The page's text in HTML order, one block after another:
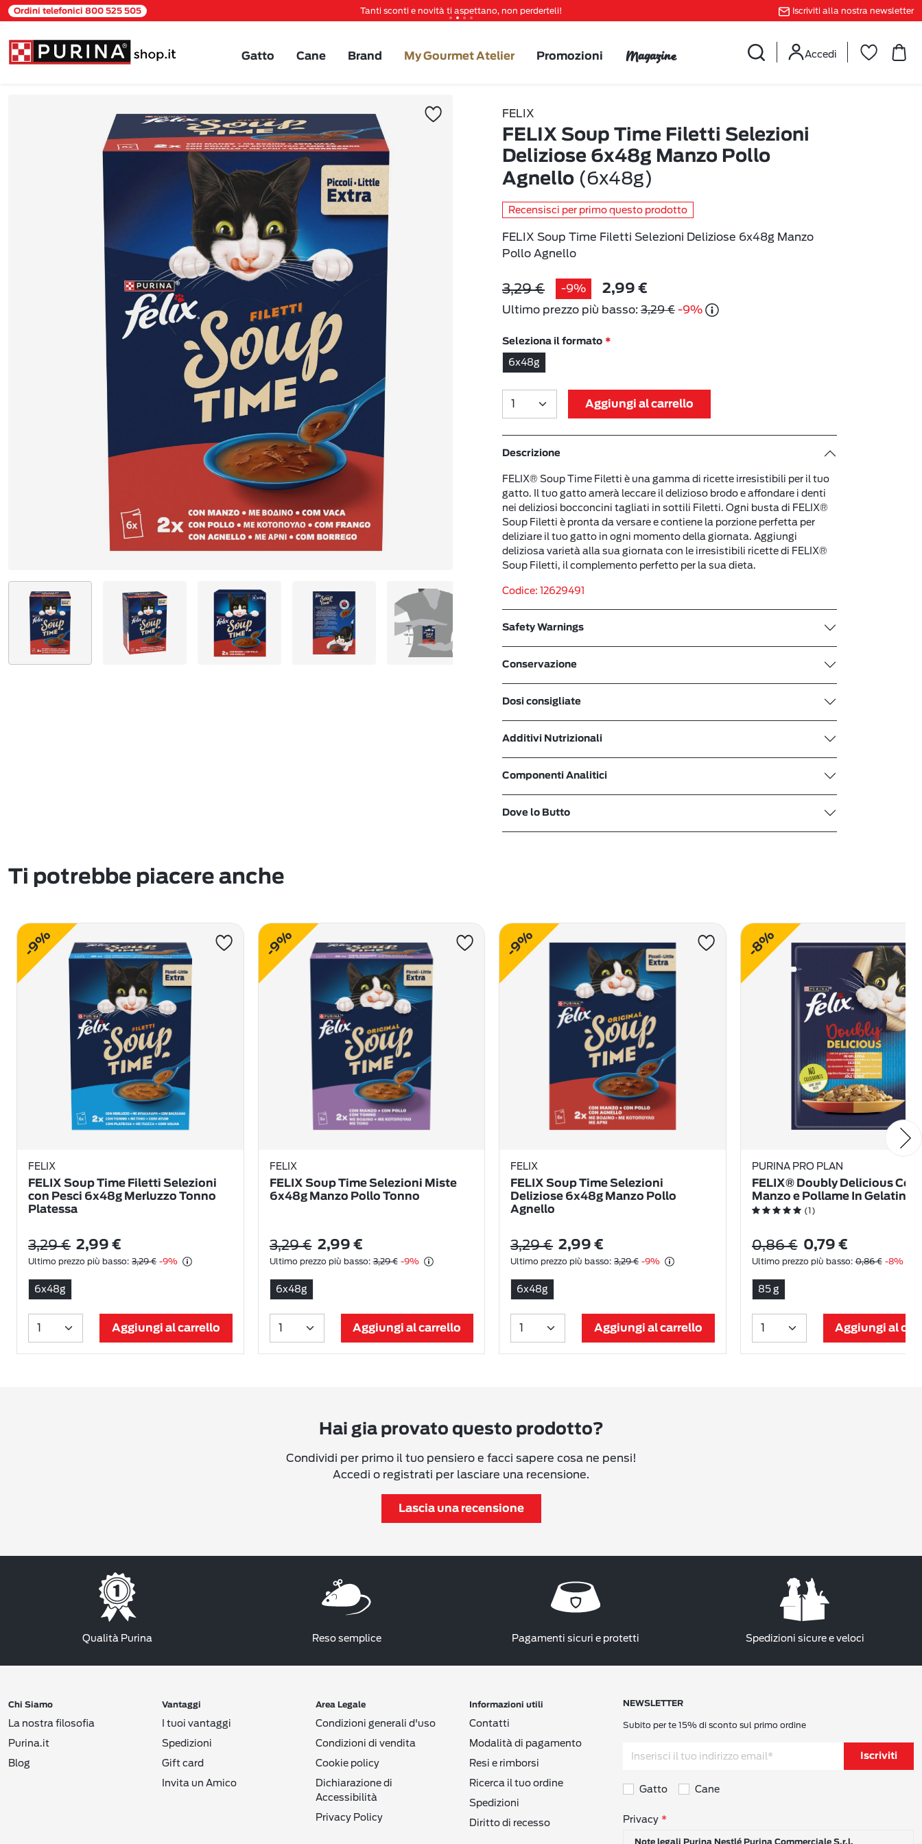
Ordini telefonici 800 525 505
Tanti sconti e novità ti aspettano, non perderteli!
Invita un amico per te 5€ di sconto sul prossimo ordine!
Iscriviti alla nostra newsletter
Gatto Cane Brand My Gourmet Atelier Promozioni Magazine Accedi
FELIX
FELIX Soup Time Filetti Selezioni
Deliziose 6x48g Manzo Pollo
Agnello (6x48g)
Recensisci per primo questo prodotto
FELIX Soup Time Filetti Selezioni Deliziose 6x48g Manzo
Pollo Agnello
3,29 € -9% 2,99 €
Ultimo prezzo più basso: 3,29 € -9%
Seleziona il formato
6x48g
Aggiungi al carrello
Descrizione
FELIX® Soup Time Filetti è una gamma di ricette irresistibili per il tuo
gatto. Il tuo gatto amerà leccare il delizioso brodo e affondare i denti
nei deliziosi bocconcini tagliati in sottili Filetti. Ogni busta di FELIX®
Soup Filetti è pronta da versare e contiene la porzione perfetta per
deliziare il tuo gatto in ogni momento della giornata. Aggiungi
deliziosa varietà alla sua giornata con le irresistibili ricette di FELIX®
Soup Filetti, il complemento perfetto per la sua dieta.
Codice: 12629491
Safety Warnings
Conservazione
Dosi consigliate
Additivi Nutrizionali
Componenti Analitici
Dove lo Butto
Ti potrebbe piacere anche
-9%
FELIX
FELIX Soup Time Filetti Selezioni
con Pesci 6x48g Merluzzo Tonno
Platessa
3,29 € 2,99 €
Ultimo prezzo più basso: 3,29 € -9%
6x48g
Aggiungi al carrello
-9%
FELIX
FELIX Soup Time Selezioni Miste
6x48g Manzo Pollo Tonno
3,29 € 2,99 €
Ultimo prezzo più basso: 3,29 € -9%
6x48g
Aggiungi al carrello
-9%
FELIX
FELIX Soup Time Selezioni
Deliziose 6x48g Manzo Pollo
Agnello
3,29 € 2,99 €
Ultimo prezzo più basso: 3,29 € -9%
6x48g
Aggiungi al carrello
-8%
PURINA PRO PLAN
FELIX® Doubly Delicious Con
Manzo e Pollame In Gelatina
(1)
0,86 € 0,79 €
Ultimo prezzo più basso: 0,86 € -8%
85 g
Aggiungi al
Hai gia provato questo prodotto?
Condividi per primo il tuo pensiero e facci sapere cosa ne pensi!
Accedi o registrati per lasciare una recensione.
Lascia una recensione
Qualità Purina Reso semplice Pagamenti sicuri e protetti Spedizioni sicure e veloci
NEWSLETTER
Subito per te 15% di sconto sul primo ordine
Iscriviti
Gatto Cane
Consensi sulla privacy
Privacy
Note legali Purina Nestlé Purina Commerciale S.r.l.
Chi Siamo
La nostra filosofia
Purina.it
Blog
Vantaggi
I tuoi vantaggi
Spedizioni
Gift card
Invita un Amico
Area Legale
Condizioni generali d'uso
Condizioni di vendita
Cookie policy
Dichiarazione di
Accessibilità
Privacy Policy
Informazioni utili
Contatti
Modalità di pagamento
Resi e rimborsi
Ricerca il tuo ordine
Spedizioni
Diritto di recesso